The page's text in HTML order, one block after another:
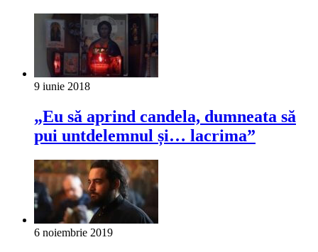
9 iunie 2018
„Eu să aprind candela, dumneata să
pui untdelemnul și… lacrima”
6 noiembrie 2019